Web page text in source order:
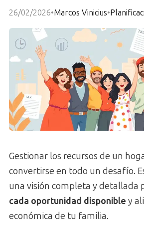
26/02/2026•Marcos Vinicius•
Gestionar los recursos de un
convertirse en todo un desafío.
una visión completa y detallada
cada oportunidad disponible y
económica de tu familia.